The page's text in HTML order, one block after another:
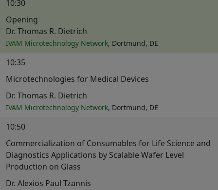
10:30
Opening
Dr. Thomas R. Dietrich
IVAM Microtechnology Network, Dortmund, DE
10:35
Microtechnologies for Medical Devices
Dr. Thomas R. Dietrich
IVAM Microtechnology Network, Dortmund, DE
10:50
Commercialization of Consumables for Life Science and
Diagnostics Applications by Scalable Wafer Level
Production on Glass
Dr. Alexios Paul Tzannis